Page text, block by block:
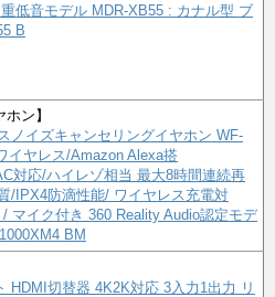
低音モデル MDR-XB55 : カナル型 ブ
B
ン】
ノイズキャンセリングイヤホン WF-
イヤレス/Amazon Alexa搭
対応/ハイレゾ相当 最大8時間連続再
/IPX4防滴性能/ ワイヤレス充電対
マイク付き 360 Reality Audio認定モデ
BM
HDMI切替器 4K2K対応 3入力1出力 リ